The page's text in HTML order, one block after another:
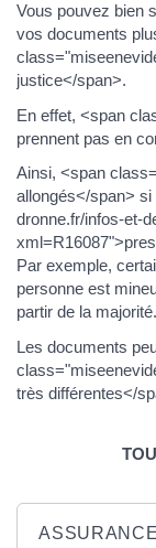
Vous pouvez bien
vos documents
justice</span>.
En effet, <span
prennent pas en
Ainsi, <span
allongés</span>
dronne.fr/infos-et-
Par exemple,
personne est
partir de la majorité.
Les documents
très différentes</
ASSURANCE